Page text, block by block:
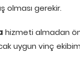
olması gerekir.
hizmeti almadan
uygun vinç